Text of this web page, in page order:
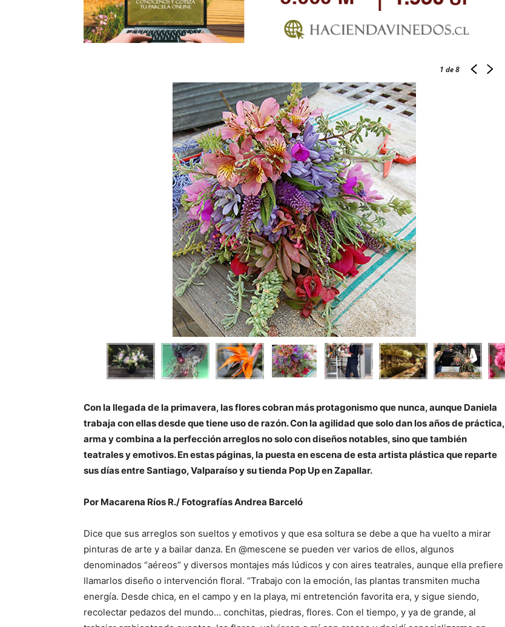
1 de 8
Con la llegada de la primavera, las flores cobran más protagonismo que nunca, aunque Daniela
trabaja con ellas desde que tiene uso de razón. Con la agilidad que solo dan los años de práctica,
arma y combina a la perfección arreglos no solo con diseños notables, sino que también
teatrales y emotivos. En estas páginas, la puesta en escena de esta artista plástica que reparte
sus días entre Santiago, Valparaíso y su tienda Pop Up en Zapallar.
Por Macarena Ríos R./ Fotografías Andrea Barceló
Dice que sus arreglos son sueltos y emotivos y que esa soltura se debe a que ha vuelto a mirar
pinturas de arte y a bailar danza. En @mescene se pueden ver varios de ellos, algunos
denominados “aéreos” y diversos montajes más lúdicos y con aires teatrales, aunque ella prefiere
llamarlos diseño o intervención floral. “Trabajo con la emoción, las plantas transmiten mucha
energía. Desde chica, en el campo y en la playa, mi entretención favorita era, y sigue siendo,
recolectar pedazos del mundo… conchitas, piedras, flores. Con el tiempo, y ya de grande, al